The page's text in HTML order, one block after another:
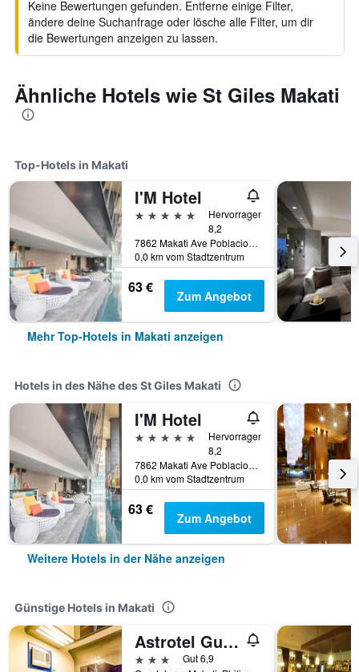
Keine Bewertungen gefunden. Entferne einige Filter,
ändere deine Suchanfrage oder lösche alle Filter, um dir
die Bewertungen anzeigen zu lassen.
Ähnliche Hotels wie St Giles Makati
Top-Hotels in Makati
I'M Hotel
5 Sterne
Hervorragend
8,2
7862 Makati Ave Poblacion, Makati, Philippinen
0,0 km vom Stadtzentrum
63 € Zum Angebot
Mehr Top-Hotels in Makati anzeigen
Hotels in des Nähe des St Giles Makati
I'M Hotel
5 Sterne
Hervorragend
8,2
7862 Makati Ave Poblacion, Makati, Philippinen
0,0 km vom Stadtzentrum
63 € Zum Angebot
Weitere Hotels in der Nähe anzeigen
Günstige Hotels in Makati
Astrotel Guadalupe
3 Sterne
Gut 6,9